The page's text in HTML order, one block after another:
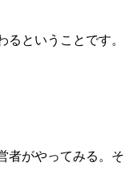
ということです。
者がやってみる。そ